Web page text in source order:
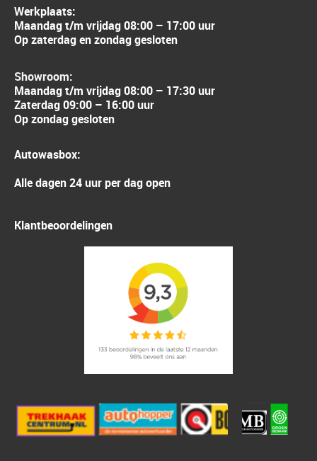
Werkplaats:
Maandag t/m vrijdag 08:00 – 17:00 uur
Op zaterdag en zondag gesloten
Showroom:
Maandag t/m vrijdag 08:00 – 17:30 uur
Zaterdag 09:00 – 16:00 uur
Op zondag gesloten
Autowasbox:
Alle dagen 24 uur per dag open
Klantbeoordelingen